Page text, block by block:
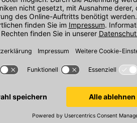
S18
310
OTTO CHEMIE
ml/Kartusche, Weiß